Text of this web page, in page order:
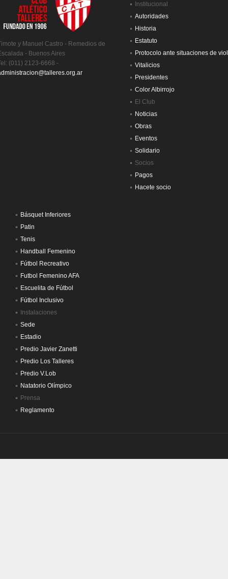
y Manuel Castro - Remedios de
- Buenos Aires
(011) 2123-6668 -
Institucional
Autoridades
Historia
Estatuto
Protocolo ante situaciones de
Vitalicios
Presidentes
Color Albirrojo
El Club
Noticias
Obras
Eventos
Solidario
Socios
Pagos
Hacete socio
Básquet Inferiores
Patin
Tenis
Handball Femenino
Fútbol Recreativo
Futbol Femenino AFA
Escuelita de Fútbol
Fútbol Inclusivo
Instalaciones
Sede
Estadio
Predio Javier Zanetti
Predio Los Talleres
Predio V.Lob
Natatorio Olímpico
Prensa
Reglamento